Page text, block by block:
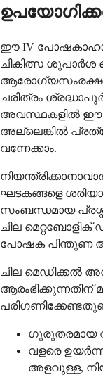
ഈ IV
ചികിത്സ ശുപാർശ
ചരിത്രം
അവസ്ഥകളിൽ ഈ
അല്ലെങ്കിൽ
വന്നേക്കാം.
ഘടകങ്ങളെ
സംബന്ധമായ
ചില
പോഷക പിന്തുണ
ചില മെഡിക്കൽ
ആരംഭിക്കുന്നതിന്
ഗുരുതരമായ
വളരെ
അളവുള്ള,